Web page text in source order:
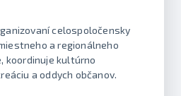
celospoločensky
a regionálneho
koordinuje kultúrno
a oddych občanov.